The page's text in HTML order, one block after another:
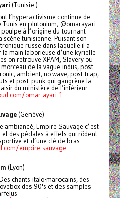
(Tunisie )
l’hyperactivisme continue de
en plutonium, @omarayari
à l’origine du tournant
tunisienne. Puisant son
russe dans laquelle il a
main laborieuse d’une kyrielle
on retrouve XPAM, Slavery ou
de la vague indus, post-
ambient, no wave, post-trap,
et post-punk qui gangrène la
du ministère de l’intérieur.
omar-ayari-1
(Genève)
ambiancé, Empire Sauvage c’est
des pédales à effets qui rôdent
et d’une clé de bras.
empire-sauvage
(Lyon)
chants italo-marocains, des
des 90's et des samples